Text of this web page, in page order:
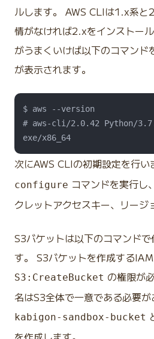
ルします。 AWS CLIは1.x系と
情がなければ2.xをインストー
がうまくいけば以下のコマンド
が表示されます。
$ aws --version
# aws-cli/2.0.42 Python/
次にAWS CLIの初期設定を行い
configure コマンドを実行し
クレットアクセスキー、リージ
S3バケットは以下のコマンド
す。 S3バケットを作成する
S3:CreateBucket の権限が
名はS3全体で一意である必要
kabigon-sandbox-bucket